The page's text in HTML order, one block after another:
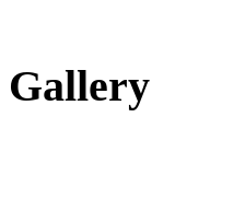
Gallery